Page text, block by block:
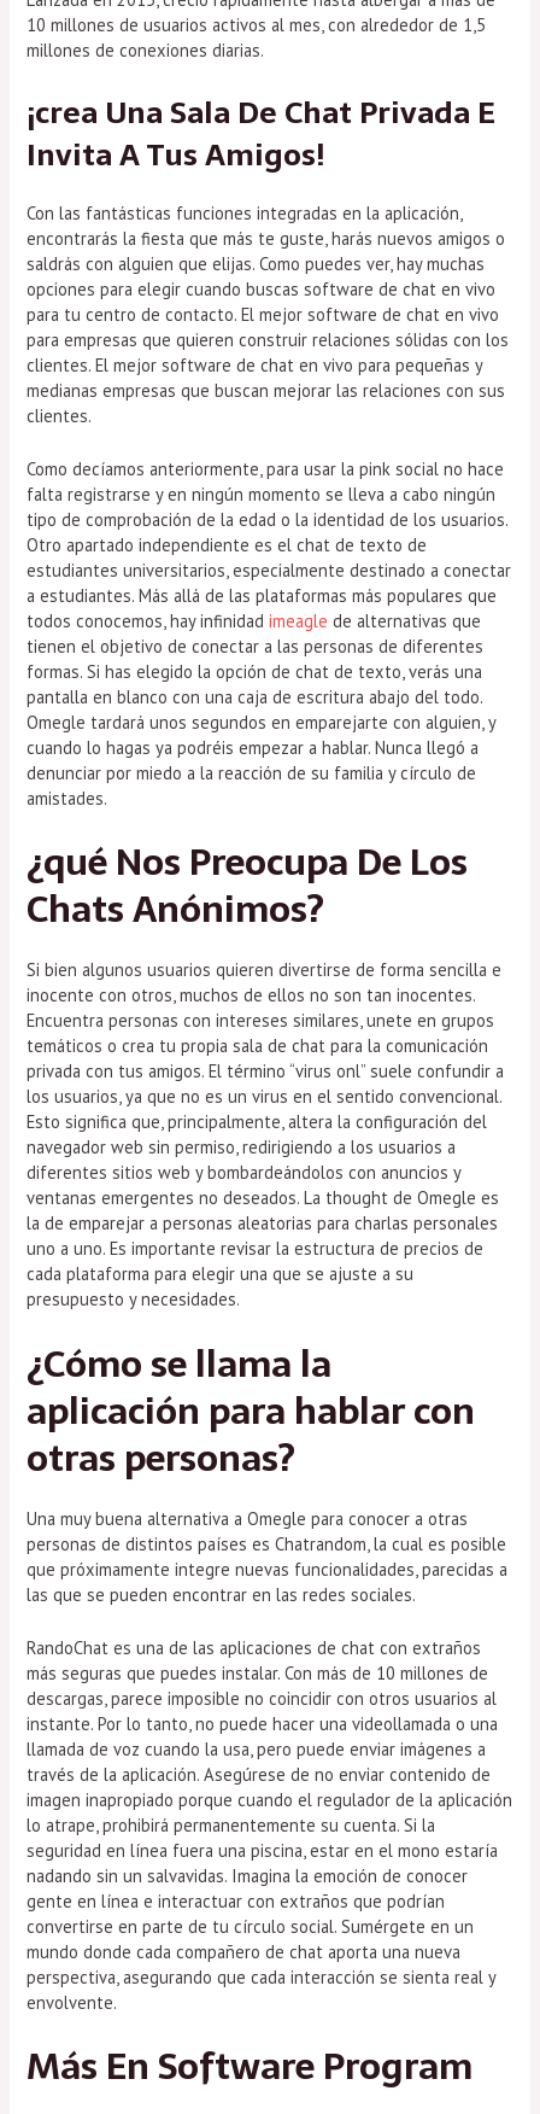
10 millones de usuarios activos al mes, con alrededor de 1,5
millones de conexiones diarias.
¡crea Una Sala De Chat Privada E
Invita A Tus Amigos!
Con las fantásticas funciones integradas en la aplicación,
encontrarás la fiesta que más te guste, harás nuevos amigos o
saldrás con alguien que elijas. Como puedes ver, hay muchas
opciones para elegir cuando buscas software de chat en vivo
para tu centro de contacto. El mejor software de chat en vivo
para empresas que quieren construir relaciones sólidas con los
clientes. El mejor software de chat en vivo para pequeñas y
medianas empresas que buscan mejorar las relaciones con sus
clientes.
Como decíamos anteriormente, para usar la pink social no hace
falta registrarse y en ningún momento se lleva a cabo ningún
tipo de comprobación de la edad o la identidad de los usuarios.
Otro apartado independiente es el chat de texto de
estudiantes universitarios, especialmente destinado a conectar
a estudiantes. Más allá de las plataformas más populares que
todos conocemos, hay infinidadimeagle de alternativas que
tienen el objetivo de conectar a las personas de diferentes
formas. Si has elegido la opción de chat de texto, verás una
pantalla en blanco con una caja de escritura abajo del todo.
Omegle tardará unos segundos en emparejarte con alguien, y
cuando lo hagas ya podréis empezar a hablar. Nunca llegó a
denunciar por miedo a la reacción de su familia y círculo de
amistades.
¿qué Nos Preocupa De Los
Chats Anónimos?
Si bien algunos usuarios quieren divertirse de forma sencilla e
inocente con otros, muchos de ellos no son tan inocentes.
Encuentra personas con intereses similares, unete en grupos
temáticos o crea tu propia sala de chat para la comunicación
privada con tus amigos. El término “virus onl” suele confundir a
los usuarios, ya que no es un virus en el sentido convencional.
Esto significa que, principalmente, altera la configuración del
navegador web sin permiso, redirigiendo a los usuarios a
diferentes sitios web y bombardeándolos con anuncios y
ventanas emergentes no deseados. La thought de Omegle es
la de emparejar a personas aleatorias para charlas personales
uno a uno. Es importante revisar la estructura de precios de
cada plataforma para elegir una que se ajuste a su
presupuesto y necesidades.
¿Cómo se llama la
aplicación para hablar con
otras personas?
Una muy buena alternativa a Omegle para conocer a otras
personas de distintos países es Chatrandom, la cual es posible
que próximamente integre nuevas funcionalidades, parecidas a
las que se pueden encontrar en las redes sociales.
RandoChat es una de las aplicaciones de chat con extraños
más seguras que puedes instalar. Con más de 10 millones de
descargas, parece imposible no coincidir con otros usuarios al
instante. Por lo tanto, no puede hacer una videollamada o una
llamada de voz cuando la usa, pero puede enviar imágenes a
través de la aplicación. Asegúrese de no enviar contenido de
imagen inapropiado porque cuando el regulador de la aplicación
lo atrape, prohibirá permanentemente su cuenta. Si la
seguridad en línea fuera una piscina, estar en el mono estaría
nadando sin un salvavidas. Imagina la emoción de conocer
gente en línea e interactuar con extraños que podrían
convertirse en parte de tu círculo social. Sumérgete en un
mundo donde cada compañero de chat aporta una nueva
perspectiva, asegurando que cada interacción se sienta real y
envolvente.
Más En Software Program